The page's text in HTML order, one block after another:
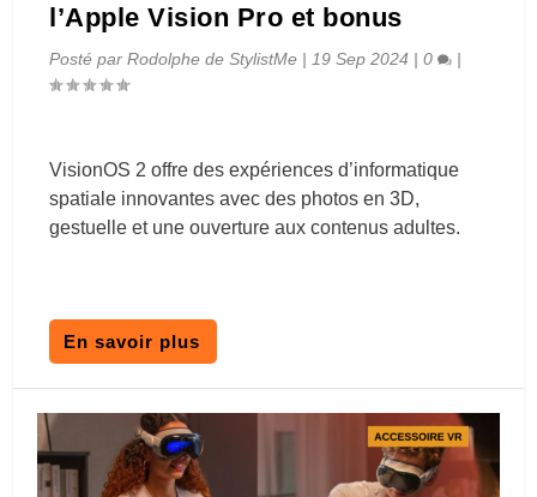
l’Apple Vision Pro et bonus
Posté parRodolphe de StylistMe | 19 Sep 2024 |0 |
VisionOS 2 offre des expériences d’informatique
spatiale innovantes avec des photos en 3D,
gestuelle et une ouverture aux contenus adultes.
En savoir plus